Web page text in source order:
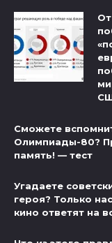
Сможете
Олимпиады-80?
память! — тест
Угадаете
героя? Только
кино ответят на